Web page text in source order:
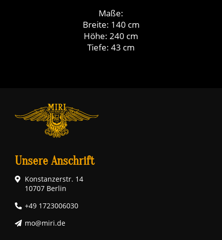
Maße:
Breite: 140 cm
Höhe: 240 cm
Tiefe: 43 cm
Unsere Anschrift
Konstanzerstr. 14
10707 Berlin
+49 1723006030
mo@miri.de